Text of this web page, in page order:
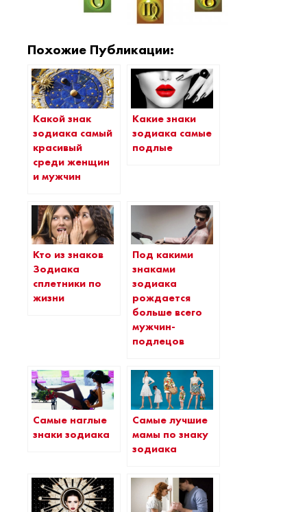
Похожие Публикации:
Какой знак
зодиака самый
красивый
среди женщин
и мужчин
Какие знаки
зодиака самые
подлые
Кто из знаков
Зодиака
сплетники по
жизни
Под какими
знаками
зодиака
рождается
больше всего
мужчин-
подлецов
Самые наглые
знаки зодиака
Самые лучшие
мамы по знаку
зодиака